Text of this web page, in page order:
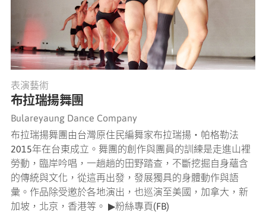
表演藝術
布拉瑞揚舞團
Bulareyaung Dance Company
布拉瑞揚舞團由台灣原住民編舞家布拉瑞揚・帕格勒法
2015年在台東成立。舞團的創作與團員的訓練是走進山裡
勞動，臨岸吟唱，一趟趟的田野踏查，不斷挖掘自身蘊含
的傳統與文化，從這再出發，發展獨具的身體動作與語
彙。作品除受邀於各地演出，也巡演至美國，加拿大，新
加坡，北京，香港等。 ▶粉絲專頁(FB)